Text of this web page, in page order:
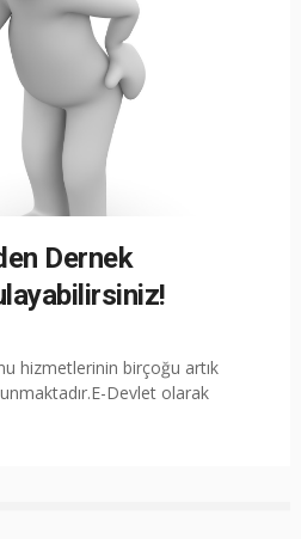
Dernek
birçoğu artık
Devlet olarak